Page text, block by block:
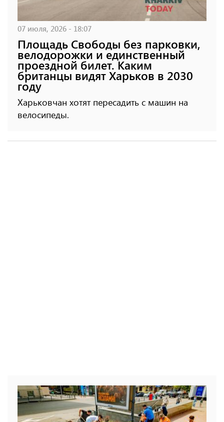
07 июля, 2026 - 18:07
Площадь Свободы без парковки,
велодорожки и единственный
проездной билет. Каким
британцы видят Харьков в 2030
году
Харьковчан хотят пересадить с машин на
велосипеды.